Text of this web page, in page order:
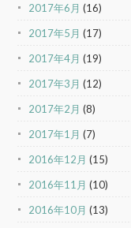
2017年6月 (16)
2017年5月 (17)
2017年4月 (19)
2017年3月 (12)
2017年2月 (8)
2017年1月 (7)
2016年12月 (15)
2016年11月 (10)
2016年10月 (13)